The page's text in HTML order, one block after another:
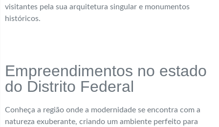
visitantes pela sua arquitetura singular e monumentos
históricos.
Empreendimentos no estado
do Distrito Federal
Conheça a região onde a modernidade se encontra com a
natureza exuberante, criando um ambiente perfeito para